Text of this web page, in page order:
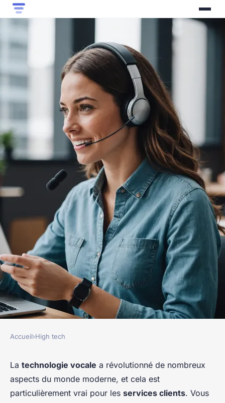
HIGH TECH
Comment les technologies de
reconnaissance vocale sont-
Accueil›High tech
La technologie vocale a révolutionné de nombreux
aspects du monde moderne, et cela est
particulièrement vrai pour les services clients. Vous